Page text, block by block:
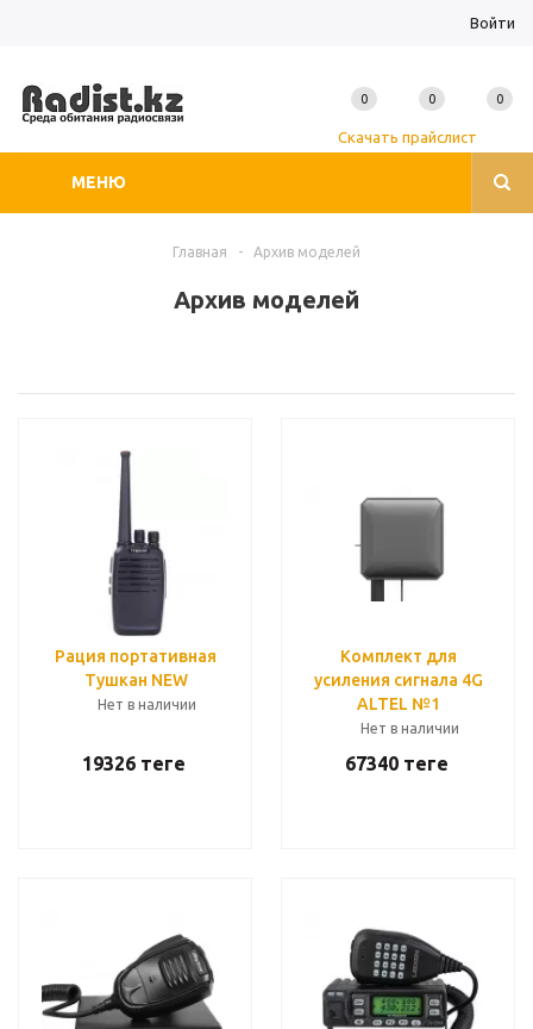
Войти
МЕНЮ
Скачать прайслист
0 0 0
Главная - Архив моделей
Архив моделей
Рация портативная
Тушкан NEW
Нет в наличии
19326теңге
Комплект для
усиления сигнала 4G
ALTEL №1
Нет в наличии
67340теңге